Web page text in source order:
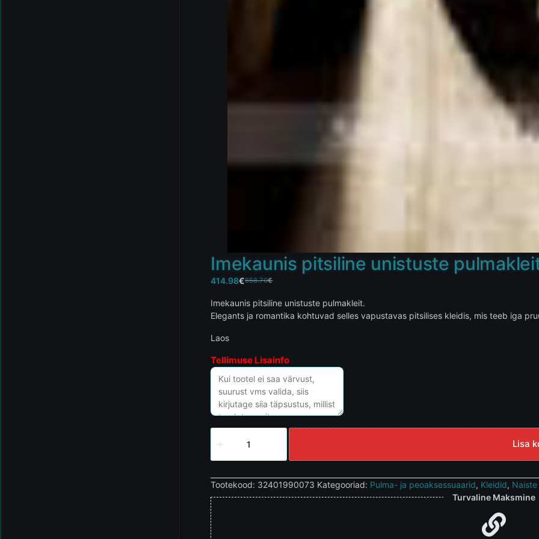
Imekaunis pitsiline unistuste
658.70€
414.98€
Imekaunis pitsiline unistuste pulmakleit.
Elegants ja romantika kohtuvad selles vapustavas pitsilises kleidis, mis teeb iga
Laos
Tellimuse Lisainfo
Lisa
Tootekood: 32401990073 Kategooriad: Pulma- ja peoaksessuaarid, Kleidid,
Turvaline Maksmine